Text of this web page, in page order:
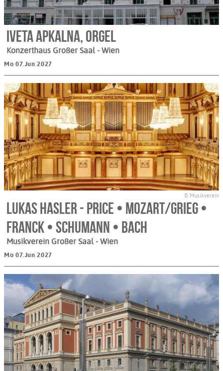
Iveta Apkalna, Orgel
Konzerthaus Großer Saal - Wien
Mo 07.Jun 2027
© Musikverein
Lukas Hasler - Price • Mozart/Grieg •
Franck • Schumann • Bach
Musikverein Großer Saal - Wien
Mo 07.Jun 2027